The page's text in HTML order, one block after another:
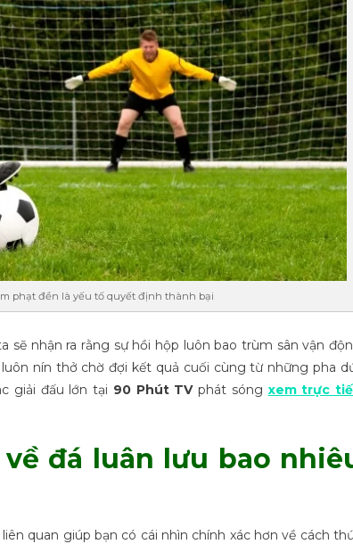
phạt đền là yếu tố quyết định thành bại
sẽ nhận ra rằng sự hồi hộp luôn bao trùm sân vận
nín thở chờ đợi kết quả cuối cùng từ những pha
giải đấu lớn tại 90 Phút TVphát sóng xem trực
đá luân lưu bao
quan giúp bạn có cái nhìn chính xác hơn về cách